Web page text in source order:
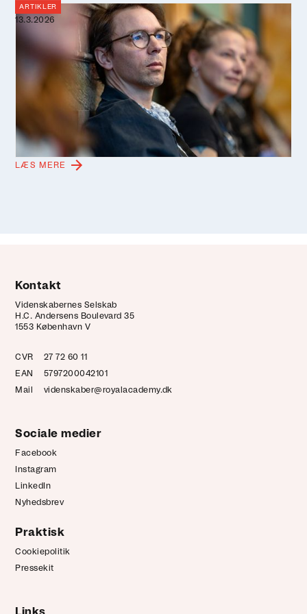
13.3.2026
ARTIKLER
Perspektiver bliver poesi: Forfatter
omsætter én dag om et hav i
forandring til tekst
Videnskab, lokal viden og personlige fortællinger kan
mødes i litterær refleksion. Det viste forfatter Peder
Frederik Jensen, da han omsatte en dag om havet i
forandring i Videnskabernes Selskab til én tekst.
LÆS MERE
Kontakt
Videnskabernes Selskab
H.C. Andersens Boulevard 35
1553 København V
CVR
27 72 60 11
EAN
5797200042101
Mail
videnskaber@royalacademy.dk
Sociale medier
Facebook
Instagram
LinkedIn
Nyhedsbrev
Praktisk
Cookiepolitik
Pressekit
Links